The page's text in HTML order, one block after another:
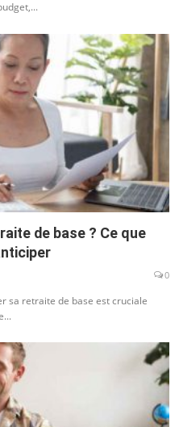
de base ? Ce que
0
sa retraite de base est cruciale